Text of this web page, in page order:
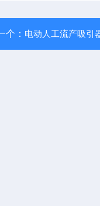
： 电动人工流产吸引